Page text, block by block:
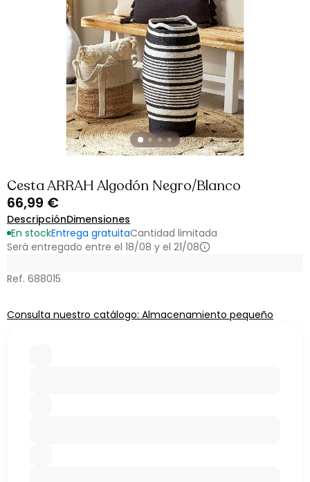
Cesta ARRAH Algodón Negro/Blanco
66,99 €
DescripciónDimensiones
En stockEntrega gratuitaCantidad limitada
Será entregado entre el 18/08 y el 21/08
Ref. 688015
Consulta nuestro catálogo: Almacenamiento pequeño